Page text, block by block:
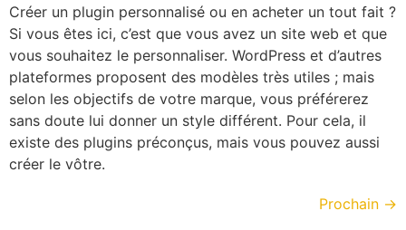
Créer un plugin personnalisé ou en acheter un tout fait ?
Si vous êtes ici, c’est que vous avez un site web et que
vous souhaitez le personnaliser. WordPress et d’autres
plateformes proposent des modèles très utiles ; mais
selon les objectifs de votre marque, vous préférerez
sans doute lui donner un style différent. Pour cela, il
existe des plugins préconçus, mais vous pouvez aussi
créer le vôtre.
Prochain →